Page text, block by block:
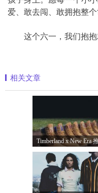
爱、敢去闯、敢拥抱整个
这个六一，我们抱抱
相关文章